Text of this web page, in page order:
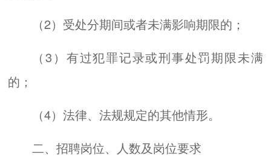
（2）受处分期间或者未满影响期限的；
（3）有过犯罪记录或刑事处罚期限未满
的；
（4）法律、法规规定的其他情形。
二、招聘岗位、人数及岗位要求